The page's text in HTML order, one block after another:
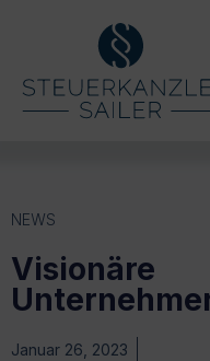
NEWS
Visionäre
Januar 26, 2023